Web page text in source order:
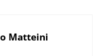
Matteini